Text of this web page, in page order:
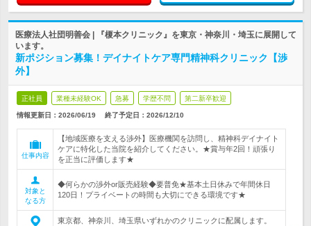
医療法人社団明善会 | 『榎本クリニック』を東京・神奈川・埼玉に展開して
います。
新ポジション募集！デイナイトケア専門精神科クリニック【渉
外】
正社員 業種未経験OK 急募 学歴不問 第二新卒歓迎
情報更新日：2026/06/19 終了予定日： 2026/12/10
仕事内容
【地域医療を支える渉外】医療機関を訪問し、精神科デイナイト
ケアに特化した当院を紹介してください。★賞与年2回！頑張り
を正当に評価します★
対象と
なる方
◆何らかの渉外or販売経験◆要普免★基本土日休みで年間休日
120日！プライベートの時間も大切にできる環境です★
東京都、神奈川、埼玉県いずれかのクリニックに配属します。